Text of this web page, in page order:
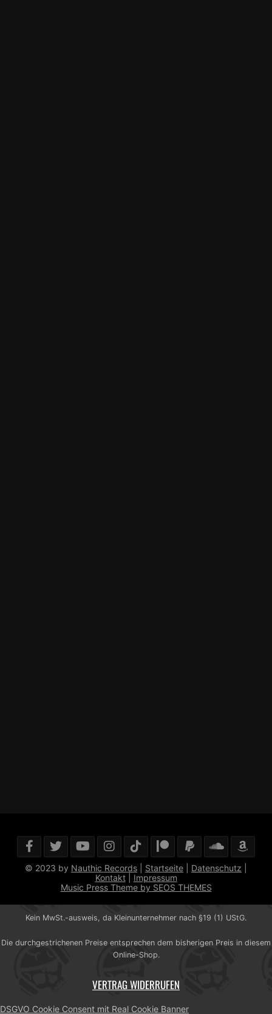
© 2023 by Nauthic Records Startseite Datenschutz
Kontakt| Impressum
Music Press Theme by SEOS THEMES
Kein MwSt.-ausweis, da Kleinunternehmer nach §19 (1) UStG.
Die durchgestrichenen Preise entsprechen dem bisherigen Preis in diesem
Online-Shop.
VERTRAG WIDERRUFEN
DSGVO Cookie Consent mit Real Cookie Banner